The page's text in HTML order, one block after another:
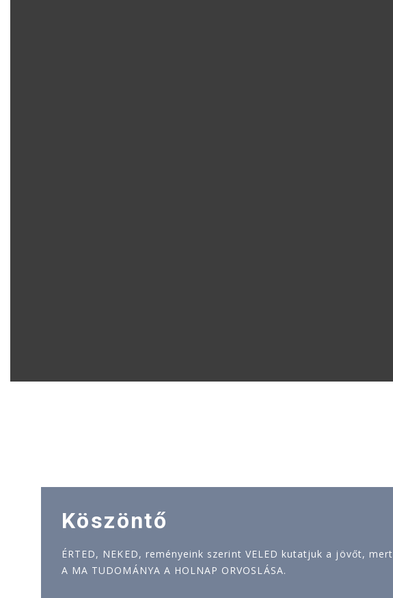
Köszöntő
ÉRTED, NEKED, reményeink szerint VELED kutatjuk a jövőt, mert
A MA TUDOMÁNYA A HOLNAP ORVOSLÁSA.